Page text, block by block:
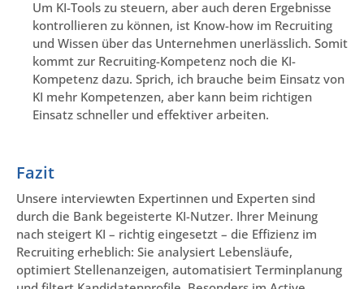
Um KI-Tools zu steuern, aber auch deren Ergebnisse
kontrollieren zu können, ist Know-how im Recruiting
und Wissen über das Unternehmen unerlässlich. Somit
kommt zur Recruiting-Kompetenz noch die KI-
Kompetenz dazu. Sprich, ich brauche beim Einsatz von
KI mehr Kompetenzen, aber kann beim richtigen
Einsatz schneller und effektiver arbeiten.
Fazit
Unsere interviewten Expertinnen und Experten sind
durch die Bank begeisterte KI-Nutzer. Ihrer Meinung
nach steigert KI – richtig eingesetzt – die Effizienz im
Recruiting erheblich: Sie analysiert Lebensläufe,
optimiert Stellenanzeigen, automatisiert Terminplanung